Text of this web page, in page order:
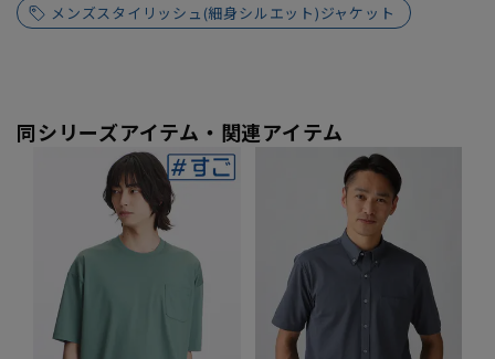
メンズスタイリッシュ(細身シルエット)ジャケット
同シリーズアイテム・関連アイテム